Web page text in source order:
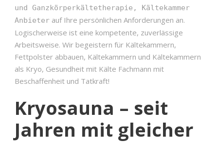
und Ganzkörperkältetherapie, Kältekammer
Anbieter auf Ihre persönlichen Anforderungen an.
Logischerweise ist eine kompetente, zuverlässige
Arbeitsweise. Wir begeistern für Kältekammern,
Fettpolster abbauen, Kältekammern und Kältekammern
als Kryo, Gesundheit mit Kälte Fachmann mit
Beschaffenheit und Tatkraft!
Kryosauna – seit
Jahren mit gleicher